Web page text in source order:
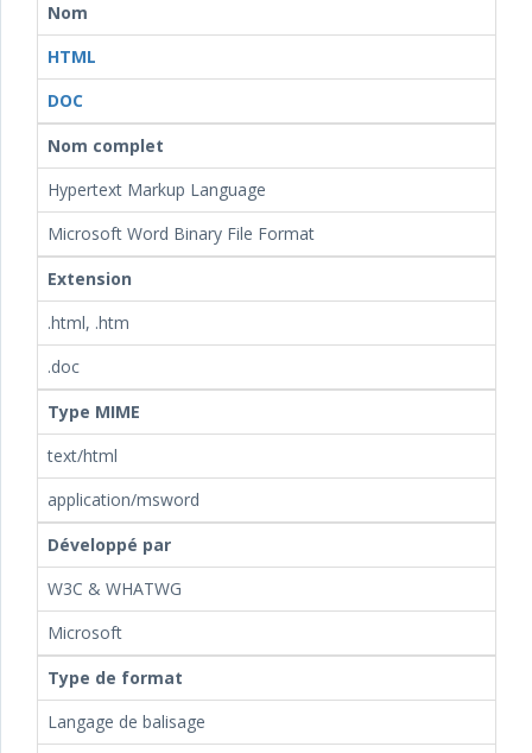
Nom
HTML
DOC
Nom complet
Hypertext Markup Language
Microsoft Word Binary File Format
Extension
.html, .htm
.doc
Type MIME
text/html
application/msword
Développé par
W3C & WHATWG
Microsoft
Type de format
Langage de balisage